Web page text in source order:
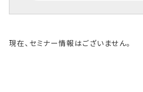
現在、セミナー情報はございません。